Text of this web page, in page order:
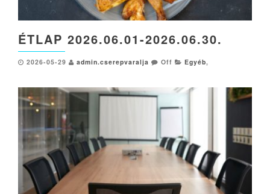
ÉTLAP 2026.06.01-2026.06.30.
2026-05-29 admin.cserepvaralja Off Egyéb,